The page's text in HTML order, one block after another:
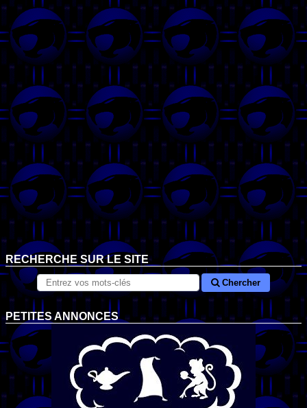
RECHERCHE SUR LE SITE
Chercher
PETITES ANNONCES